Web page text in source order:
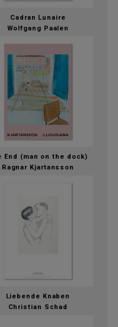
Cadran Lunaire
Wolfgang Paalen
End (man on the dock)
Ragnar Kjartansson
Liebende Knaben
Christian Schad